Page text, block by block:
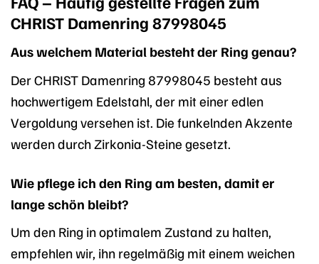
CHRIST Damenring 87998045
Aus welchem Material besteht der Ring genau?
Der CHRIST Damenring 87998045 besteht aus
hochwertigem Edelstahl, der mit einer edlen
Vergoldung versehen ist. Die funkelnden Akzente
werden durch Zirkonia-Steine gesetzt.
Wie pflege ich den Ring am besten, damit er
lange schön bleibt?
Um den Ring in optimalem Zustand zu halten,
empfehlen wir, ihn regelmäßig mit einem weichen